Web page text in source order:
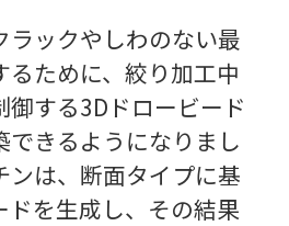
ラックやしわのない最
ために、絞り加工中
御する3Dドロービード
きるようになりまし
ンは、断面タイプに基
ドを生成し、その結果